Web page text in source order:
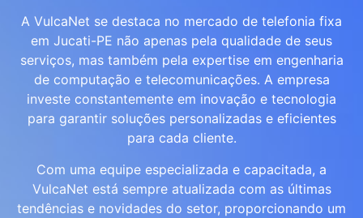
A VulcaNet se destaca no mercado de telefonia fixa
em Jucati-PE não apenas pela qualidade de seus
serviços, mas também pela expertise em engenharia
de computação e telecomunicações. A empresa
investe constantemente em inovação e tecnologia
para garantir soluções personalizadas e eficientes
para cada cliente.
Com uma equipe especializada e capacitada, a
VulcaNet está sempre atualizada com as últimas
tendências e novidades do setor, proporcionando um